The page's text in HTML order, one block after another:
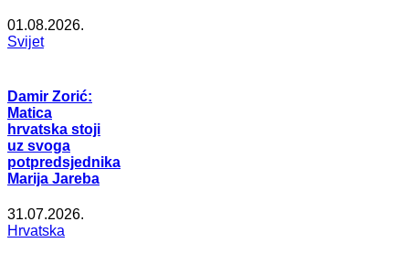
01.08.2026.
Svijet
Damir Zorić:
Matica
hrvatska stoji
uz svoga
potpredsjednika
Marija Jareba
31.07.2026.
Hrvatska